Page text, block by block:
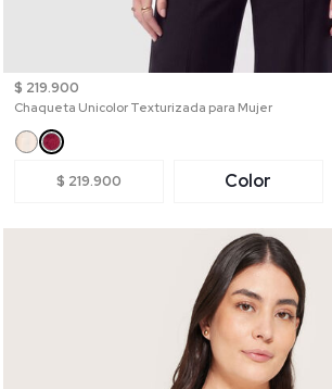
$ 219.900
Chaqueta Unicolor Texturizada para Mujer
$ 219.900 Color